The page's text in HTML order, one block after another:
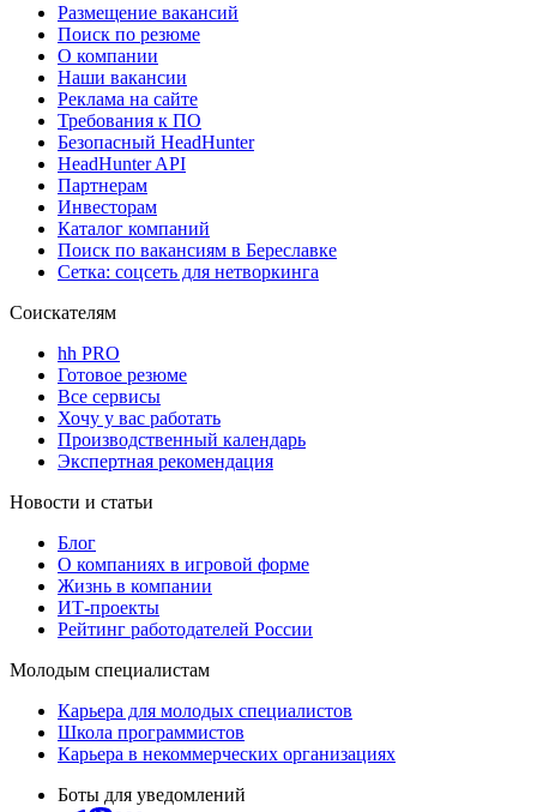
Размещение вакансий
Поиск по резюме
О компании
Наши вакансии
Реклама на сайте
Требования к ПО
Безопасный HeadHunter
HeadHunter API
Партнерам
Инвесторам
Каталог компаний
Поиск по вакансиям в Береславке
Сетка: соцсеть для нетворкинга
Соискателям
hh PRO
Готовое резюме
Все сервисы
Хочу у вас работать
Производственный календарь
Экспертная рекомендация
Новости и статьи
Блог
О компаниях в игровой форме
Жизнь в компании
ИТ-проекты
Рейтинг работодателей России
Молодым специалистам
Карьера для молодых специалистов
Школа программистов
Карьера в некоммерческих организациях
Боты для уведомлений